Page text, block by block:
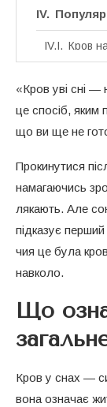
Кров
«Кров уві сні —
це спосіб, яким
що ви ще не
Прокинутися
намагаючись
лякають. Але
підказує
чия це була
навколо.
Що
Кров у снах —
вона означає